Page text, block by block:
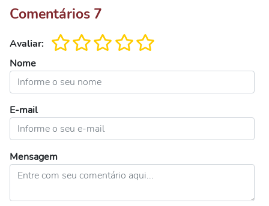
Comentários 7
Avaliar:
Nome
E-mail
Mensagem